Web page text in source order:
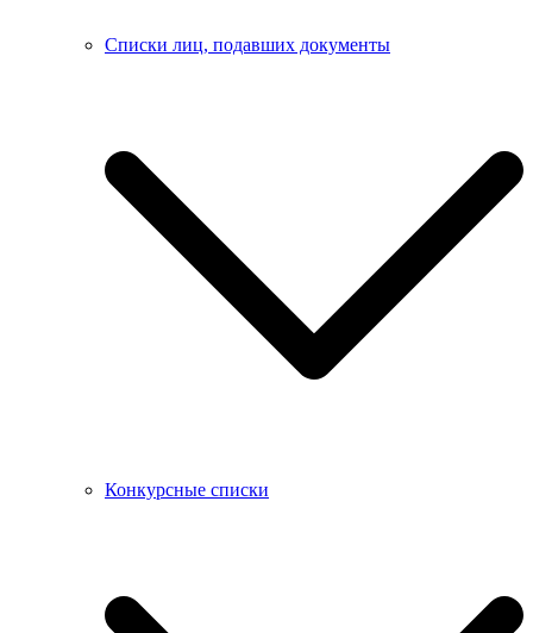
Списки лиц, подавших документы
Конкурсные списки